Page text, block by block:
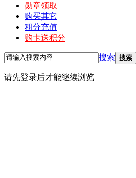
勋章领取
购买其它
积分充值
购卡送积分
搜索 搜索
请先登录后才能继续浏览